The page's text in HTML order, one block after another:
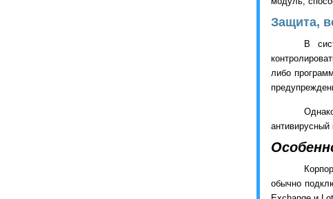
Защита,
В
либо
антивирусный
обычно